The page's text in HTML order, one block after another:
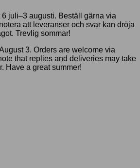
6 juli–3 augusti. Beställ gärna via
att leveranser och svar kan dröja
Trevlig sommar!
3. Orders are welcome via
that replies and deliveries may take
Have a great summer!